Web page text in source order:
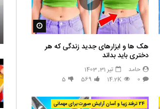
مشاهده بعدا
هک ها و ابزارهای جدید زندگی که هر
دختری باید بداند
حامد
تیر 31, 1403
0
14.2K
569
5
24 ترفند زیبا و آسان آرایش صورت برای مهمانی